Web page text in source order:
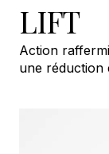
LIFT
Action
une réduction